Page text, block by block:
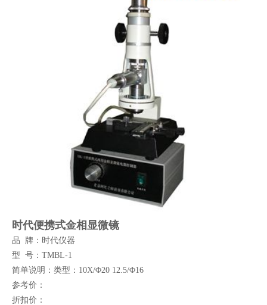
区-银川开发区-乌鲁木齐开发区-石河子开发区-昆山--湛江-萧山-北京时代官网辽宁-淄
博-宁夏-绵阳-云南-朝阳-陕西-邯郸-邢台-保定-张家口-承德-廊坊-呼和浩特-包头-鞍山-
大庆-锦州-铁岭-盘锦-青海-北海-唐山-吉林-苏州-昆山-无锡-青岛开发区-时代仪器正品
郑州开发区-武汉开发区-长沙开发区-萝岗区开发区-广州南沙开发区-惠州大亚湾开发
区-湛江开发区-南宁开发区-重庆开发区-成都开发区-贵阳开发区-昆明开发区-拉萨开
发区-镇江-使用说明书常州-连云港-淮安-淮阴-盐城-扬州-徐州-宜兴-江阴-里氏硬度计
北京-上海-浙江-广东-河南-杭州-郑州-广州-深圳-佛山-惠州-厦门-汕头-台湾-香港-天津
北京时代仪器销售平台-西安-宝鸡-杭州-温州-常州-无锡-苏州-操作视频南京-镇江-扬
州-南通-合肥-徐州-常熟-石家庄-太原-呼和浩特-沈阳-长春-哈尔滨-南京-合肥-福州-南
昌-济南-郑州-武汉-长沙-广州-南宁-海口-成都-贵阳-昆明-拉萨-西安-兰州-西宁-售后维
修银川-乌鲁木齐-杭州-沈阳-长春-哈尔滨-济南-武汉-广州-南宁-成都-西安-大连-宁波-
厦门-南通-扬州-昆山开发区-南京开发区-粗糙度仪杭州开发区-萧山开发区-温州开发
区-宁波开发区-芜湖开发区-合肥开发区-福州开发区-福清融侨开发区-东山开发区-南
昌开发区-北京时代官方授权总代威海开发区-烟台开发区-超声波探伤仪培训金桥出口
加工区-苏州工业园-宁波大榭开发区-涂层测厚仪厦门海沧投资区-海南洋浦开发区嘉
时代便携式金相显微镜
品 牌：时代仪器
型 号：TMBL-1
简单说明：类型：10X/Φ20 12.5/Φ16
参考价：
折扣价：